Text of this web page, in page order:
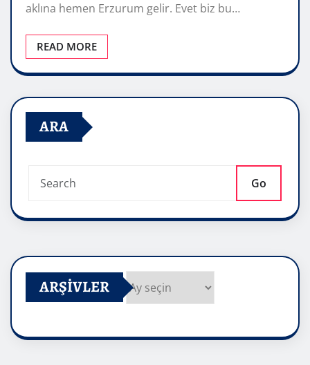
aklına hemen Erzurum gelir. Evet biz bu…
READ MORE
ARA
Go
ARŞIVLER